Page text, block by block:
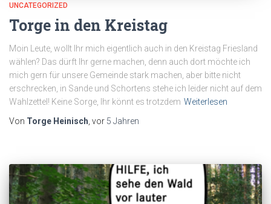
UNCATEGORIZED
Torge in den Kreistag
Moin Leute, wollt Ihr mich eigentlich auch in den Kreistag Friesland
wählen? Das dürft Ihr gerne machen, denn auch dort möchte ich
mich gern für unsere Gemeinde stark machen, aber bitte nicht
erschrecken, in Sande und Schortens stehe ich leider nicht auf dem
Wahlzettel! Keine Sorge, Ihr könnt es trotzdem Weiterlesen
Von Torge Heinisch , vor 5 Jahren